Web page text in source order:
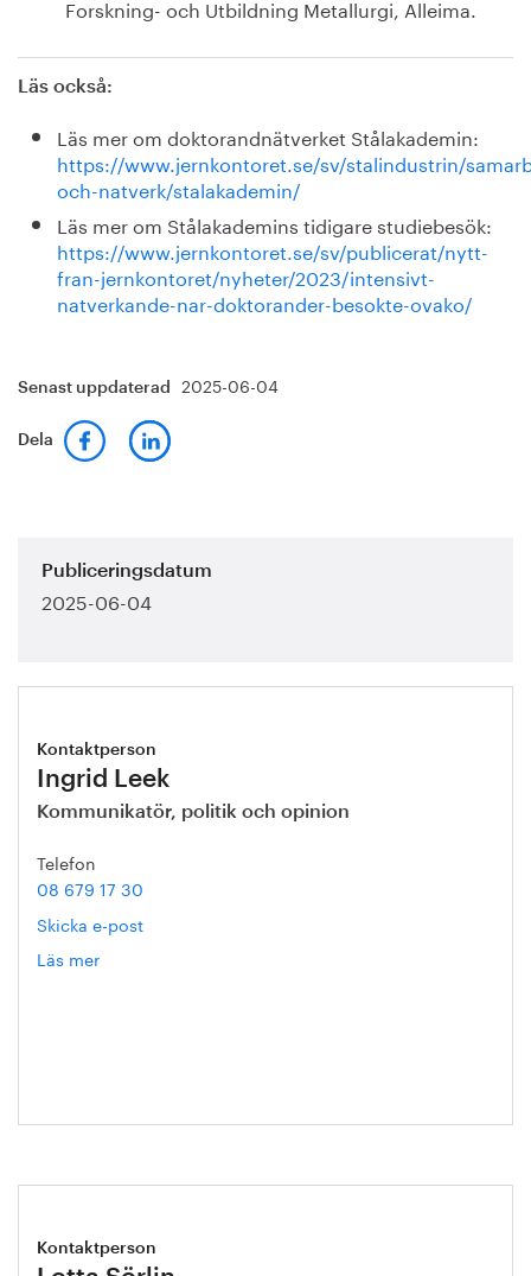
Forskning- och Utbildning Metallurgi, Alleima.
Läs också:
Läs mer om doktorandnätverket Stålakademin:
https://www.jernkontoret.se/sv/stalindustrin/
och-natverk/stalakademin/
Läs mer om Stålakademins tidigare studiebesök:
https://www.jernkontoret.se/sv/publicerat/nytt-
fran-jernkontoret/nyheter/2023/intensivt-
natverkande-nar-doktorander-besokte-ovako/
Senast uppdaterad 2025-06-04
Dela
Publiceringsdatum
2025-06-04
Kontaktperson
Ingrid Leek
Kommunikatör, politik och opinion
Telefon
08 679 17 30
Skicka e-post
Läs mer
Kontaktperson